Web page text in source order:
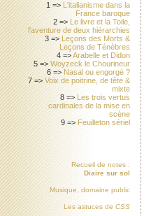
1 => L'italianisme dans la
France baroque
2 => Le livre et la Toile,
l'aventure de deux hiérarchies
3 => Leçons des Morts &
Leçons de Ténèbres
4 =>Arabelle et Didon
5 =>Woyzeck le Chourineur
6 => Nasal ou engorgé ?
7 =>Voix de poitrine, de tête &
mixte
8 => Les trois vertus
cardinales de la mise en
scène
9 => Feuilleton sériel
Recueil de notes :
Diaire sur sol
Musique, domaine public
Les astuces de CSS